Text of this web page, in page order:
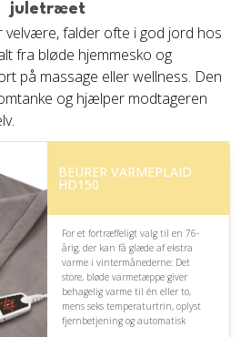
juletræet
velvære, falder ofte i god jord hos
fra bløde hjemmesko og
på massage eller wellness. Den
og hjælper modtageren
BEURER VARMEPLAID
HD150
For et fortræffeligt valg til en 76-
årig, der kan få glæde af ekstra
varme i vintermånederne: Det
store, bløde varmetæppe giver
behagelig varme til én eller to,
mens seks temperaturtrin, oplyst
fjernbetjening og automatisk